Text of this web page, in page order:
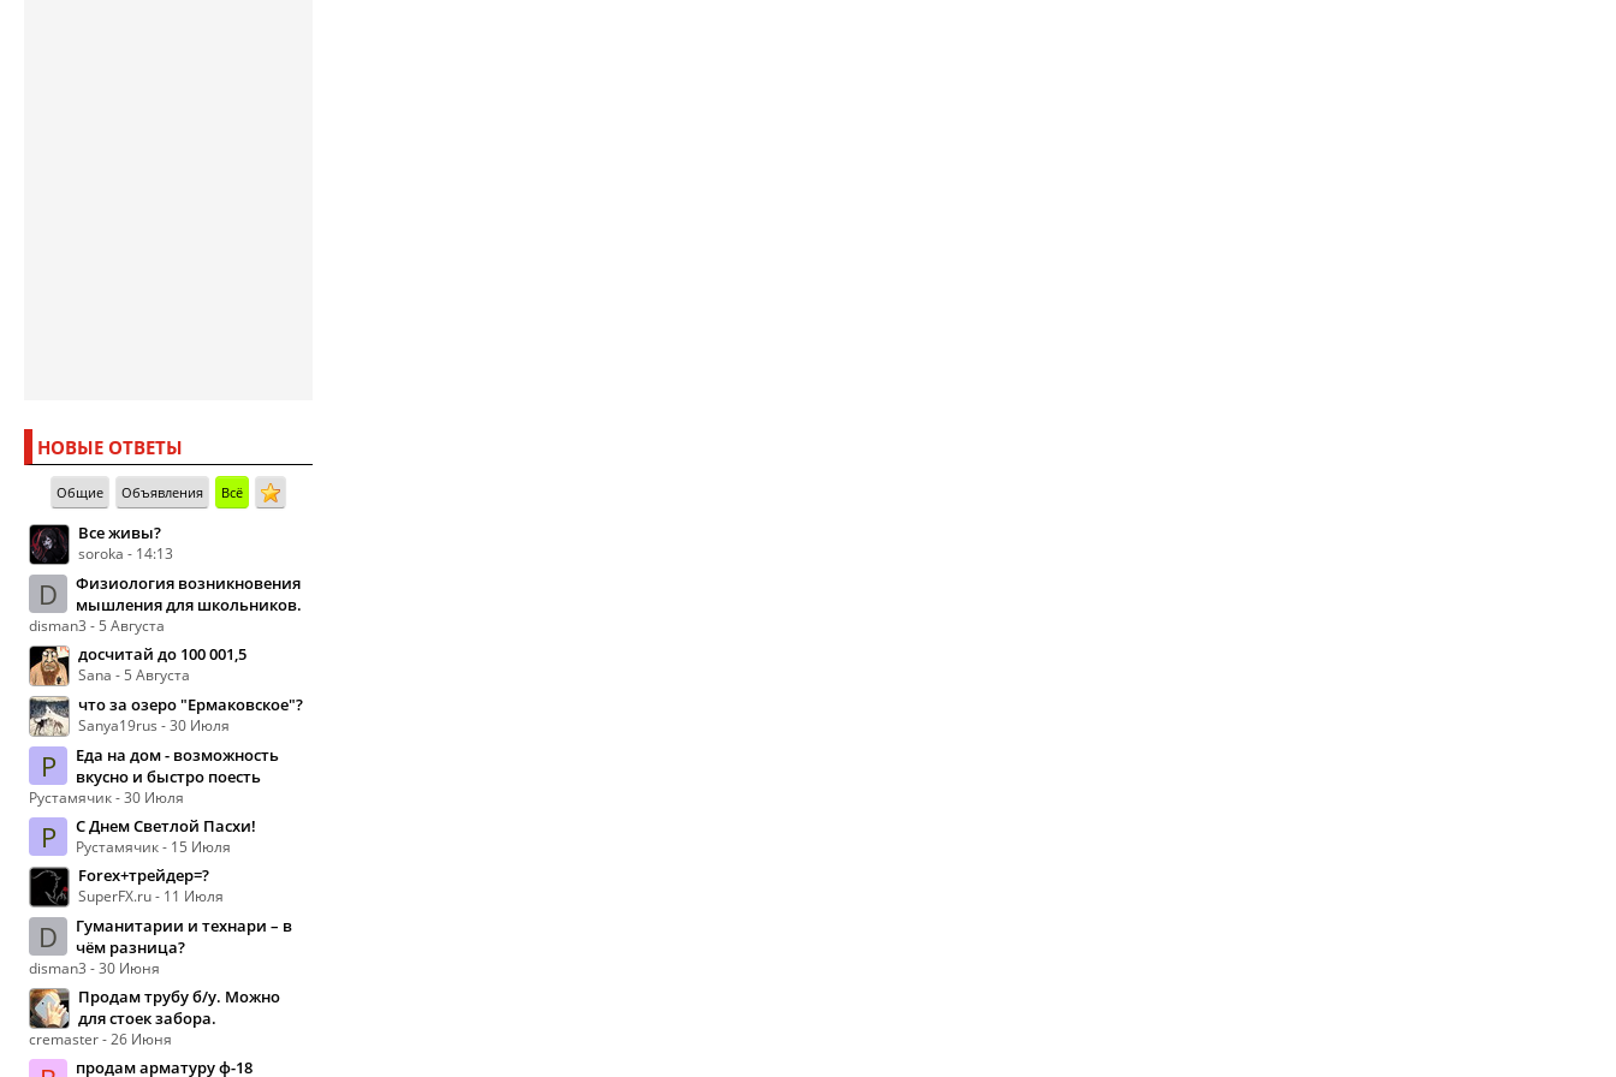
НОВЫЕ ОТВЕТЫ
Общие Объявления Всё
Все живы?
soroka - 14:13
D
Физиология возникновения
мышления для школьников.
disman3 - 5 Августа
досчитай до 100 001,5
Sana - 5 Августа
что за озеро "Ермаковское"?
Sanya19rus - 30 Июля
Р
Еда на дом - возможность
вкусно и быстро поесть
Рустамячик - 30 Июля
Р С Днем Светлой Пасхи!
Рустамячик - 15 Июля
Forex+трейдер=?
SuperFX.ru - 11 Июля
D
Гуманитарии и технари – в
чём разница?
disman3 - 30 Июня
Продам трубу б/у. Можно
для стоек забора.
cremaster - 26 Июня
продам арматуру ф-18